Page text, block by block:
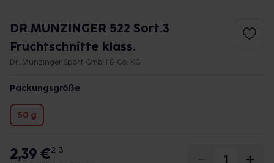
DR.MUNZINGER 522 Sort.3
Fruchtschnitte klass.
Dr. Munzinger Sport GmbH & Co. KG
Packungsgröße
50 g
2,39 €2, 3